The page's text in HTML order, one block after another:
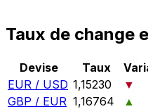
Taux de change
Devise Taux
EUR / USD 1,15230
▼
GBP / EUR 1,16764
▲